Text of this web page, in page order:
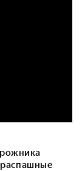
распашные